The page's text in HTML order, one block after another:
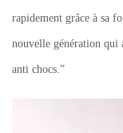
rapidement grâce à sa
nouvelle génération qui
anti chocs.”